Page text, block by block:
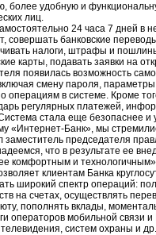
удобную и
лиц.
24 часа 7 дней в
совершать банковские
налоги, штрафы и
карты, подавать заявки на
появилась возможность
смену пароля,
в системе. Кроме
регулярных платежей,
стала еще безопаснее и
«Интернет-Банк», мы
заместитель председателя
что в результате ее
комфортным и
клиентам Банка
широкий спектр операций:
на счетах, осуществлять
пополнять вклады,
операторов мобильной связи
систем охраны и др.